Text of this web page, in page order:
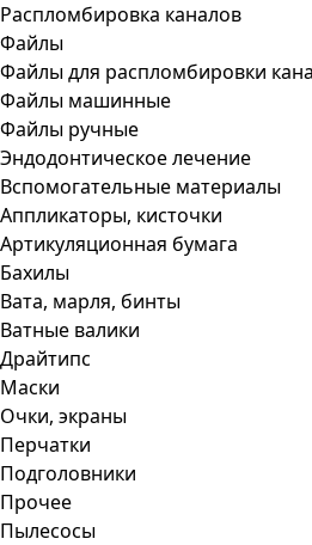
Распломбировка каналов
Файлы
Файлы для распломбировки
Файлы машинные
Файлы ручные
Эндодонтическое лечение
Вспомогательные материалы
Аппликаторы, кисточки
Артикуляционная бумага
Бахилы
Вата, марля, бинты
Ватные валики
Драйтипс
Маски
Очки, экраны
Перчатки
Подголовники
Прочее
Пылесосы